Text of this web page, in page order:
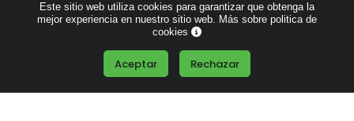
Basado en 1767 opiniones >
Este sitio web utiliza cookies para garantizar que obtenga la
mejor experiencia en nuestro sitio web. Más sobre politica de
cookies
Aceptar Rechazar